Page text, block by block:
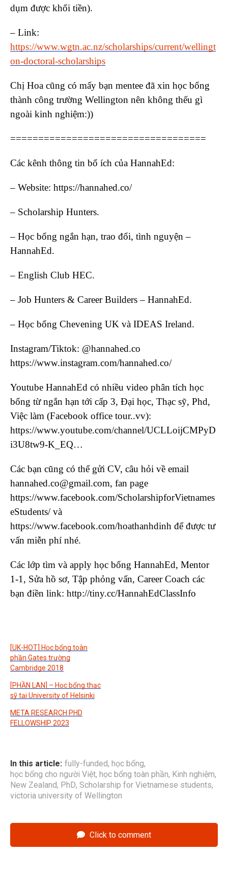
dụm được khối tiền).
– Link:
https://www.wgtn.ac.nz/scholarships/current/wellingt
on-doctoral-scholarships
Chị Hoa cũng có mấy bạn mentee đã xin học bổng
thành công trường Wellington nên không thếu gì
ngoài kinh nghiệm:))
===================================
Các kênh thông tin bổ ích của HannahEd:
– Website: https://hannahed.co/
– Scholarship Hunters.
– Học bổng ngắn hạn, trao đổi, tình nguyện –
HannahEd.
– English Club HEC.
– Job Hunters & Career Builders – HannahEd.
– Học bổng Chevening UK và IDEAS Ireland.
Instagram/Tiktok: @hannahed.co
https://www.instagram.com/hannahed.co/
Youtube HannahEd có nhiều video phân tích học
bổng từ ngắn hạn tới cấp 3, Đại học, Thạc sỹ, Phd,
Việc làm (Facebook office tour..vv):
https://www.youtube.com/channel/UCLLoijCMPyD
i3U8tw9-K_EQ…
Các bạn cũng có thể gửi CV, câu hỏi về email
hannahed.co@gmail.com, fan page
https://www.facebook.com/ScholarshipforVietnames
eStudents/ và
https://www.facebook.com/hoathanhdinh để được tư
vấn miễn phí nhé.
Các lớp tìm và apply học bổng HannahEd, Mentor
1-1, Sửa hồ sơ, Tập phỏng vấn, Career Coach các
bạn điền link: http://tiny.cc/HannahEdClassInfo
[UK-HOT] Học bổng toàn
phần Gates trường
Cambridge 2018
[PHẦN LAN] – Học bổng thạc
sỹ tại University of Helsinki
META RESEARCH PHD
FELLOWSHIP 2023
In this article: fully-funded, học bổng,
học bổng cho người Việt, học bổng toàn phần, Kinh nghiệm,
New Zealand, PhD, Scholarship for Vietnamese students,
victoria university of Wellington
Click to comment